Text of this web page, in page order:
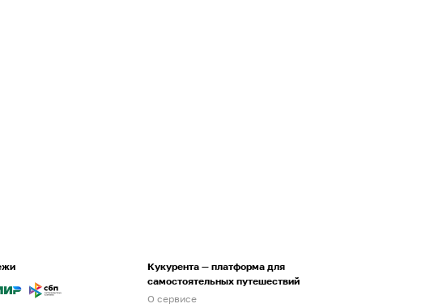
Кукурента — платформа для
самостоятельных путешествий
О сервисе